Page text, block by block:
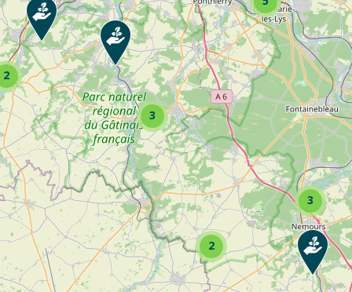
la fiche pour voir toutes les activités de l’entreprise
2
3
3
2